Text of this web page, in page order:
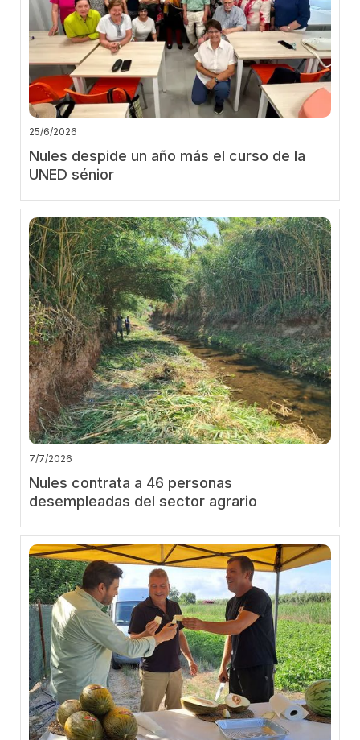
25/6/2026
Nules despide un año más el curso de la
UNED sénior
7/7/2026
Nules contrata a 46 personas
desempleadas del sector agrario